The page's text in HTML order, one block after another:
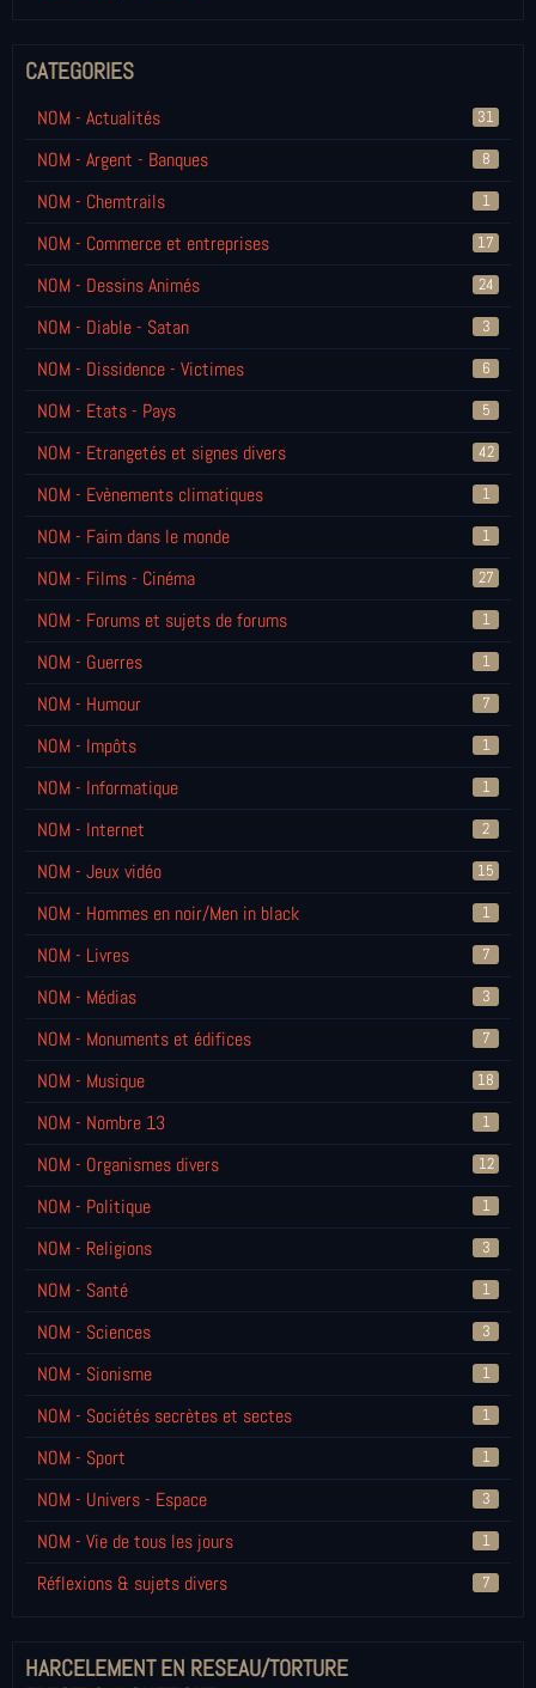
CATEGORIES
NOM - Actualités 31
NOM - Argent - Banques 8
NOM - Chemtrails 1
NOM - Commerce et entreprises 17
NOM - Dessins Animés 24
NOM - Diable - Satan 3
NOM - Dissidence - Victimes 6
NOM - Etats - Pays 5
NOM - Etrangetés et signes divers 42
NOM - Evènements climatiques 1
NOM - Faim dans le monde 1
NOM - Films - Cinéma 27
NOM - Forums et sujets de forums 1
NOM - Guerres 1
NOM - Humour 7
NOM - Impôts 1
NOM - Informatique 1
NOM - Internet 2
NOM - Jeux vidéo 15
NOM - Hommes en noir/Men in black 1
NOM - Livres 7
NOM - Médias 3
NOM - Monuments et édifices 7
NOM - Musique 18
NOM - Nombre 13 1
NOM - Organismes divers 12
NOM - Politique 1
NOM - Religions 3
NOM - Santé 1
NOM - Sciences 3
NOM - Sionisme 1
NOM - Sociétés secrètes et sectes 1
NOM - Sport 1
NOM - Univers - Espace 3
NOM - Vie de tous les jours 1
Réflexions & sujets divers 7
HARCELEMENT EN RESEAU/TORTURE